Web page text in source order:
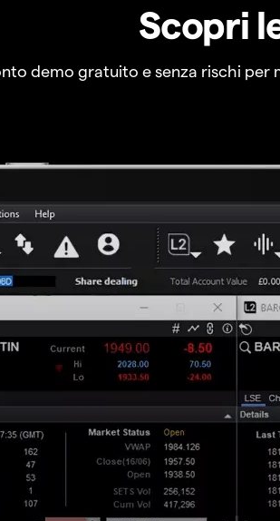
Scopri
demo gratuito e senza rischi